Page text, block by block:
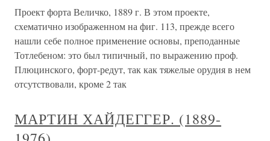
Проект форта Величко, 1889 г. В этом проекте,
схематично изображенном на фиг. 113, прежде всего
нашли себе полное применение основы, преподанные
Тотлебеном: это был типичный, по выражению проф.
Плюцинского, форт-редут, так как тяжелые орудия в нем
отсутствовали, кроме 2 так
МАРТИН ХАЙДЕГГЕР. (1889-